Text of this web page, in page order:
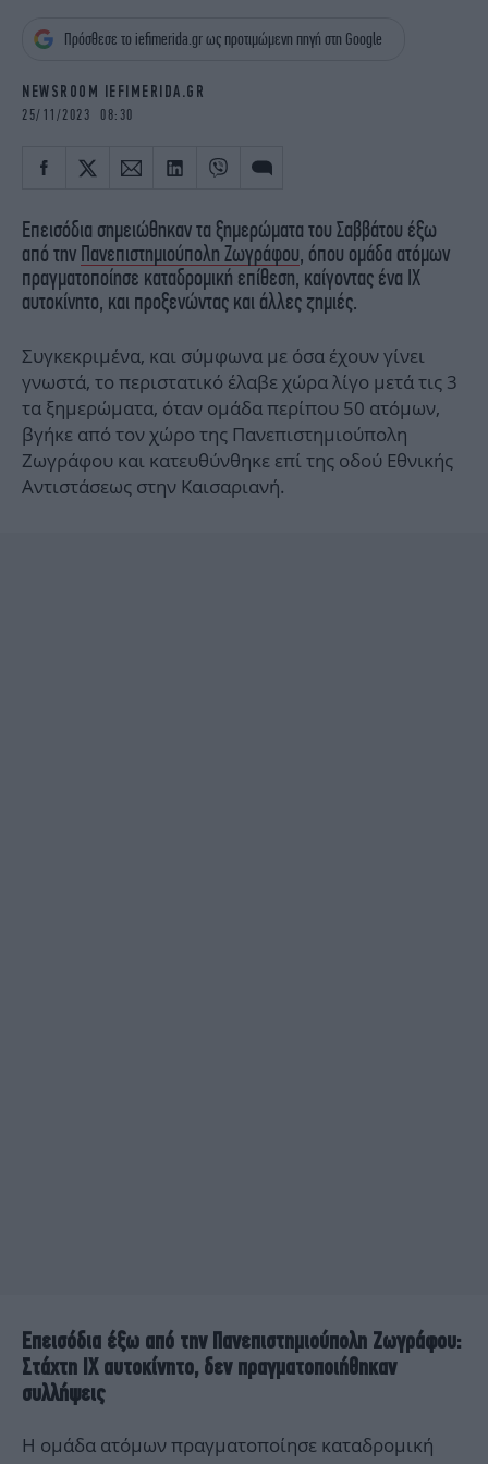
OSCARS
THE OCEAN
Πρόσθεσε το iefimerida.gr ως προτιμώμενη πηγή στη Google
NEWSROOM IEFIMERIDA.GR
25/11/2023 08:30
Επεισόδια σημειώθηκαν τα ξημερώματα του Σαββάτου έξω
από την Πανεπιστημιούπολη Ζωγράφου, όπου ομάδα ατόμων
πραγματοποίησε καταδρομική επίθεση, καίγοντας ένα ΙΧ
αυτοκίνητο, και προξενώντας και άλλες ζημιές.
Συγκεκριμένα, και σύμφωνα με όσα έχουν γίνει
γνωστά, το περιστατικό έλαβε χώρα λίγο μετά τις 3
τα ξημερώματα, όταν ομάδα περίπου 50 ατόμων,
βγήκε από τον χώρο της Πανεπιστημιούπολη
Ζωγράφου και κατευθύνθηκε επί της οδού Εθνικής
Αντιστάσεως στην Καισαριανή.
Επεισόδια έξω από την Πανεπιστημιούπολη Ζωγράφου:
Στάχτη ΙΧ αυτοκίνητο, δεν πραγματοποιήθηκαν
συλλήψεις
Η ομάδα ατόμων πραγματοποίησε καταδρομική